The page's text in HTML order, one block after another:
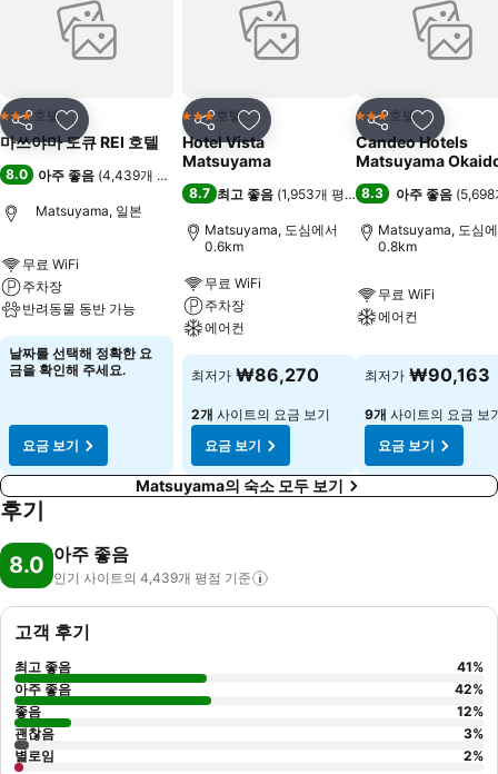
공유 즐겨찾기에 추가
3 성급호텔
마쓰야마 도큐 REI 호텔
8.0 아주 좋음 (4,439개 평점
Matsuyama, 일본
무료 WiFi
주차장
반려동물 동반 가능
날짜를 선택해 정확한 요
금을 확인해 주세요.
요금 보기
공유 즐겨찾기에 추가
3 성급호텔
Hotel Vista
Matsuyama
8.7 최고 좋음 (1,953개 평점)
Matsuyama, 도심에서
0.6km
무료 WiFi
주차장
에어컨
최저가 ₩86,270
2개 사이트의 요금 보기
요금 보기
공유 즐겨찾기
3 성급호텔
Candeo Hotels
Matsuyama
8.3 아주 좋음 (5,698
Matsuyama, 도심
0.8km
무료 WiFi
에어컨
최저가 ₩90,163
9개 사이트의 요금 보
요금 보기
Matsuyama의 숙소 모두 보기
후기
8.0 아주 좋음
인기 사이트의 4,439개 평점 기준
고객 후기
최고 좋음 41%
아주 좋음
42%
좋음
12%
괜찮음
3%
별로임
2%